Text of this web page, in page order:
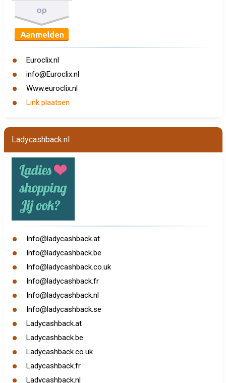
Euroclix.nl
info@Euroclix.nl
Www.euroclix.nl
Link plaatsen
Ladycashback.nl
Info@ladycashback.at
Info@ladycashback.be
Info@ladycashback.co.uk
Info@ladycashback.fr
Info@ladycashback.nl
Info@ladycashback.se
Ladycashback.at
Ladycashback.be
Ladycashback.co.uk
Ladycashback.fr
Ladycashback.nl